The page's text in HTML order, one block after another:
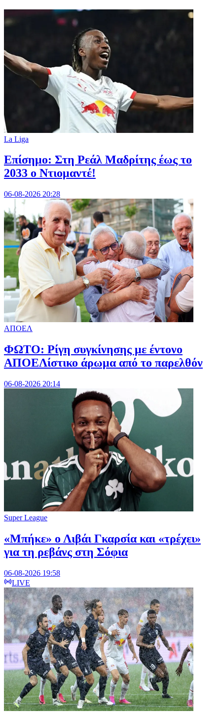
La Liga
Επίσημο: Στη Ρεάλ Μαδρίτης έως το
2033 ο Ντιομαντέ!
06-08-2026 20:28
ΑΠΟΕΛ
ΦΩΤΟ: Ρίγη συγκίνησης με έντονο
ΑΠΟΕΛίστικο άρωμα από το παρελθόν
06-08-2026 20:14
Super League
«Μπήκε» ο Λιβάι Γκαρσία και «τρέχει»
για τη ρεβάνς στη Σόφια
06-08-2026 19:58
LIVE